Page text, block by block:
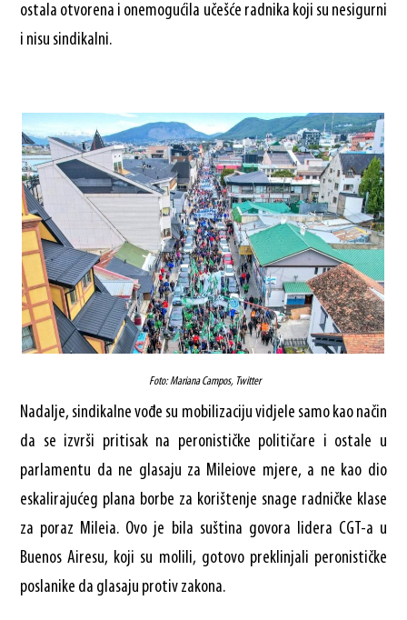
ostala otvorena i onemogućila učešće radnika koji su nesigurni
i nisu sindikalni.
Foto: Mariana Campos, Twitter
Nadalje, sindikalne vođe su mobilizaciju vidjele samo kao način
da se izvrši pritisak na peronističke političare i ostale u
parlamentu da ne glasaju za Mileiove mjere, a ne kao dio
eskalirajućeg plana borbe za korištenje snage radničke klase
za poraz Mileia. Ovo je bila suština govora lidera CGT-a u
Buenos Airesu, koji su molili, gotovo preklinjali peronističke
poslanike da glasaju protiv zakona.